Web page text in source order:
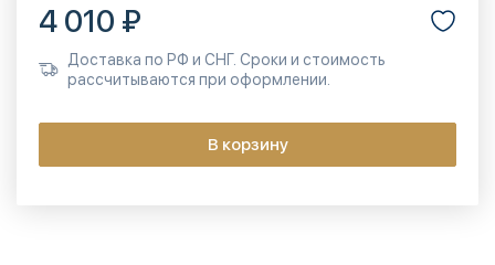
4 010 ₽
Доставка по РФ и СНГ. Сроки и стоимость
рассчитываются при оформлении.
В корзину